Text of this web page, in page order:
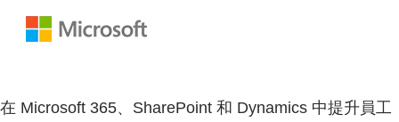
在 Microsoft 365、SharePoint 和 Dynamics 中提升員工